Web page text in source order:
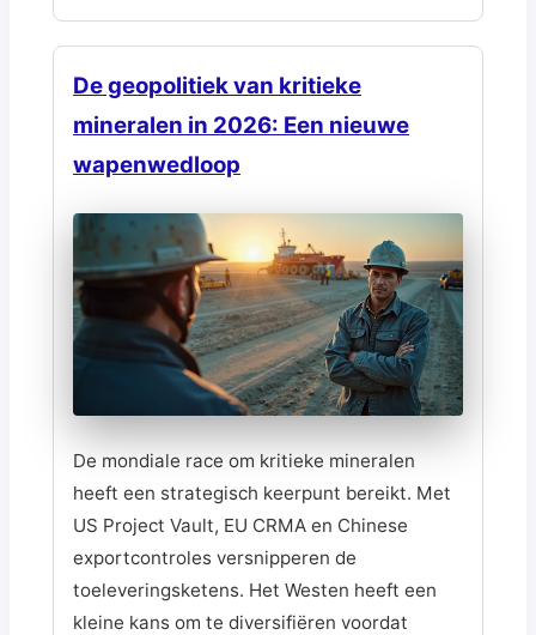
De geopolitiek van kritieke
mineralen in 2026: Een nieuwe
wapenwedloop
De mondiale race om kritieke mineralen
heeft een strategisch keerpunt bereikt. Met
US Project Vault, EU CRMA en Chinese
exportcontroles versnipperen de
toeleveringsketens. Het Westen heeft een
kleine kans om te diversifiëren voordat